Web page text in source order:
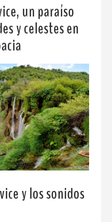
un paraíso
y celestes en
y los sonidos